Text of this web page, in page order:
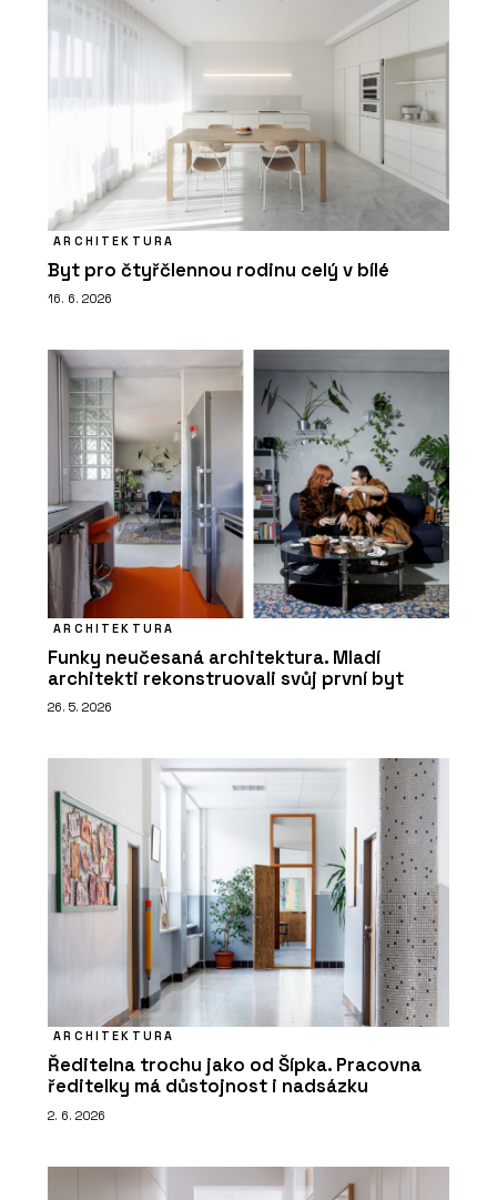
ARCHITEKTURA
Byt pro čtyřčlennou rodinu celý v bílé
16. 6. 2026
ARCHITEKTURA
Funky neučesaná architektura. Mladí
architekti rekonstruovali svůj první byt
26. 5. 2026
ARCHITEKTURA
Ředitelna trochu jako od Šípka. Pracovna
ředitelky má důstojnost i nadsázku
2. 6. 2026